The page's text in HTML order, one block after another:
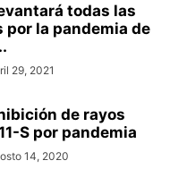
todas las
la pandemia de
29, 2021
de rayos
S por pandemia
14, 2020